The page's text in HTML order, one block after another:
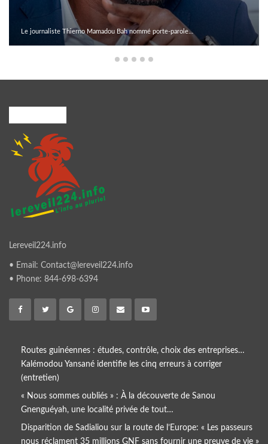
Thierno Mamadou Bah nommé porte-parole… Vacances
Lereveil224.info
• Email: Contact@lereveil224.info
• Phone: 844-698-6394
Routes guinéennes : études, contrôle, choix des entreprises…
Kalémodou Yansané identifie les cinq erreurs à corriger
(entretien)
« Nous sommes oubliés » : À la découverte de Sanou
Gnenguéyah, une localité privée de tout…
Disparition de Sadialiou sur la route de l’Europe: « Les passeurs
nous réclament 35 millions GNF sans fournir une preuve de vie »